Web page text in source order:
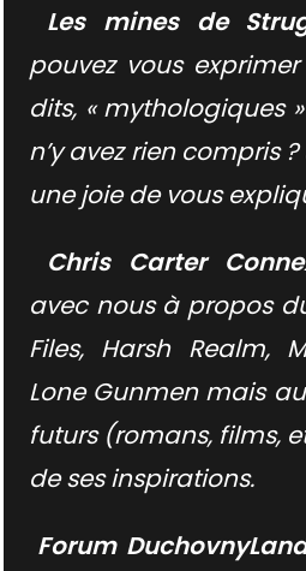
Les mines de
pouvez vous
dits, « mythologiques
n’y avez rien compris
une joie de vous
Chris Carter
avec nous à propos
Files, Harsh Realm,
Lone Gunmen mais
futurs (romans, films,
de ses inspirations.
Forum